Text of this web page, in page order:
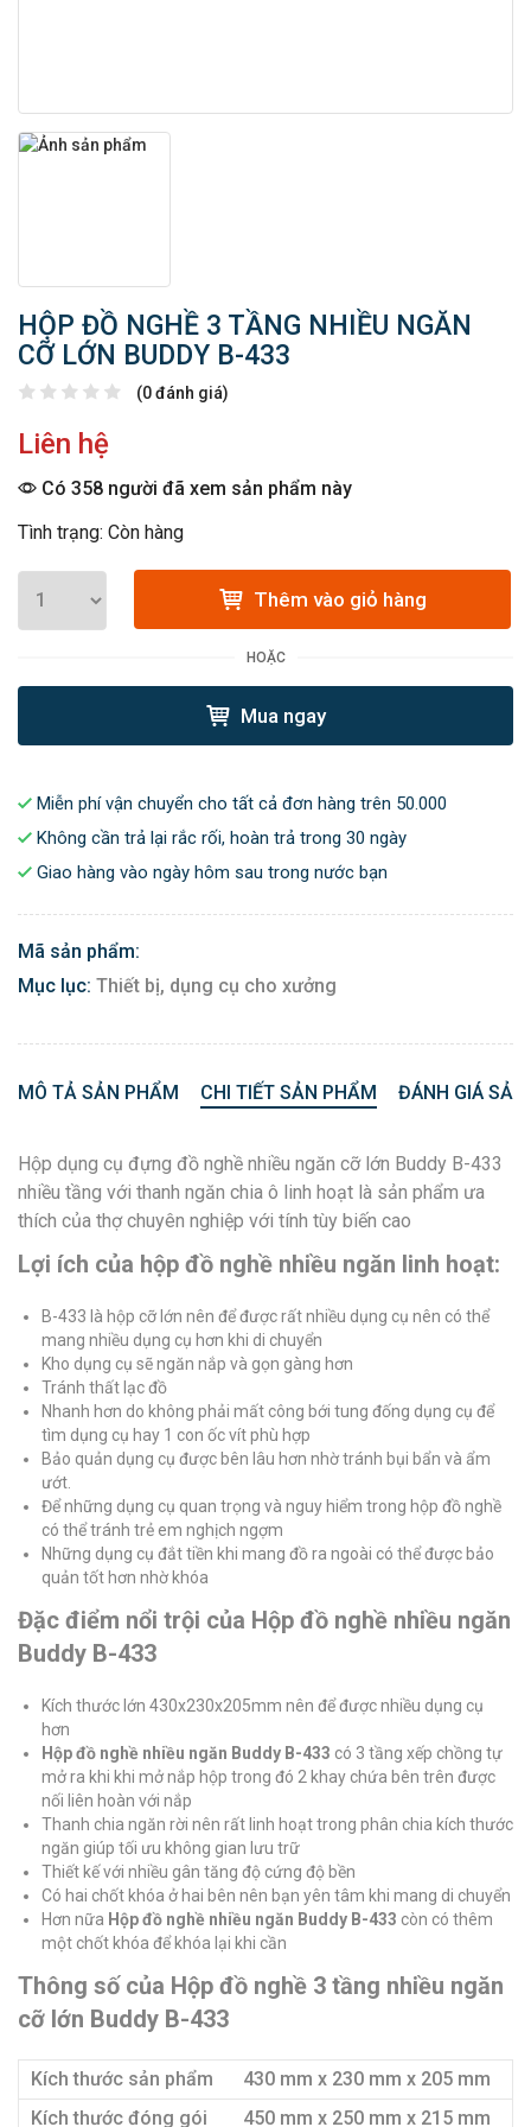
HỘP ĐỒ NGHỀ 3 TẦNG NHIỀU NGĂN
CỠ LỚN BUDDY B-433
(0 đánh giá)
Liên hệ
Có 358 người đã xem sản phẩm này
Tình trạng: Còn hàng
Thêm vào giỏ hàng
HOẶC
Mua ngay
Miễn phí vận chuyển cho tất cả đơn hàng trên 50.000
Không cần trả lại rắc rối, hoàn trả trong 30 ngày
Giao hàng vào ngày hôm sau trong nước bạn
Mã sản phẩm:
Mục lục: Thiết bị, dụng cụ cho xưởng
MÔ TẢ SẢN PHẨM CHI TIẾT SẢN PHẨM ĐÁNH GIÁ
Hộp dụng cụ đựng đồ nghề nhiều ngăn cỡ lớn Buddy B-433
nhiều tầng với thanh ngăn chia ô linh hoạt là sản phẩm ưa
thích của thợ chuyên nghiệp với tính tùy biến cao
Lợi ích của hộp đồ nghề nhiều ngăn linh hoạt:
B-433 là hộp cỡ lớn nên để được rất nhiều dụng cụ nên có thể
mang nhiều dụng cụ hơn khi di chuyển
Kho dụng cụ sẽ ngăn nắp và gọn gàng hơn
Tránh thất lạc đồ
Nhanh hơn do không phải mất công bới tung đống dụng cụ để
tìm dụng cụ hay 1 con ốc vít phù hợp
Bảo quản dụng cụ được bên lâu hơn nhờ tránh bụi bẩn và ẩm
ướt.
Để những dụng cụ quan trọng và nguy hiểm trong hộp đồ nghề
có thể tránh trẻ em nghịch ngợm
Những dụng cụ đắt tiền khi mang đồ ra ngoài có thể được bảo
quản tốt hơn nhờ khóa
Đặc điểm nổi trội của Hộp đồ nghề nhiều ngăn
Buddy B-433
Kích thước lớn 430x230x205mm nên để được nhiều dụng cụ
hơn
Hộp đồ nghề nhiều ngăn Buddy B-433 có 3 tầng xếp chồng tự
mở ra khi khi mở nắp hộp trong đó 2 khay chứa bên trên được
nối liên hoàn với nắp
Thanh chia ngăn rời nên rất linh hoạt trong phân chia kích thước
ngăn giúp tối ưu không gian lưu trữ
Thiết kế với nhiều gân tăng độ cứng độ bền
Có hai chốt khóa ở hai bên nên bạn yên tâm khi mang di chuyển
Hơn nữa Hộp đồ nghề nhiều ngăn Buddy B-433 còn có thêm
một chốt khóa để khóa lại khi cần
Thông số của Hộp đồ nghề 3 tầng nhiều ngăn
cỡ lớn Buddy B-433
Kích thước sản phẩm
430 mm x 230 mm x 205 mm
Kích thước đóng gói
450 mm x 250 mm x 215 mm